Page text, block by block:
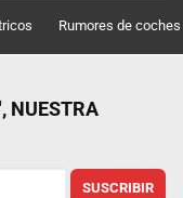
Rumores de coches
NUESTRA
SUSCRIBIR